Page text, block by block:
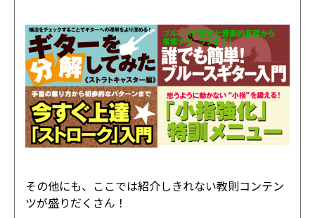
その他にも、ここでは紹介しきれない教則コンテン
ツが盛りだくさん！